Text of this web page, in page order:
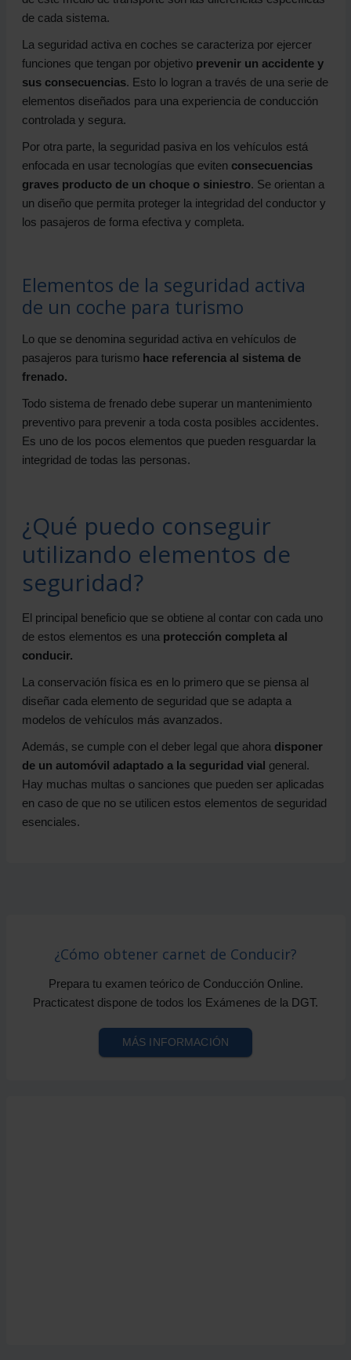
de cada sistema.
La seguridad activa en coches se caracteriza por ejercer
funciones que tengan por objetivo prevenir un accidente y
sus consecuencias. Esto lo logran a través de una serie de
elementos diseñados para una experiencia de conducción
controlada y segura.
Por otra parte, la seguridad pasiva en los vehículos está
enfocada en usar tecnologías que eviten consecuencias
graves producto de un choque o siniestro. Se orientan a
un diseño que permita proteger la integridad del conductor y
los pasajeros de forma efectiva y completa.
Elementos de la seguridad activa
de un coche para turismo
Lo que se denomina seguridad activa en vehículos de
pasajeros para turismohace referencia al sistema de
frenado.
Todo sistema de frenado debe superar un mantenimiento
preventivo para prevenir a toda costa posibles accidentes.
Es uno de los pocos elementos que pueden resguardar la
integridad de todas las personas.
¿Qué puedo conseguir
utilizando elementos de
seguridad?
El principal beneficio que se obtiene al contar con cada uno
de estos elementos es una protección completa al
conducir.
La conservación física es en lo primero que se piensa al
diseñar cada elemento de seguridad que se adapta a
modelos de vehículos más avanzados.
Además, se cumple con el deber legal que ahora disponer
de un automóvil adaptado a la seguridad vial general.
Hay muchas multas o sanciones que pueden ser aplicadas
en caso de que no se utilicen estos elementos de seguridad
esenciales.
¿Cómo obtener carnet de Conducir?
Prepara tu examen teórico de Conducción Online.
Practicatest dispone de todos los Exámenes de la DGT.
MÁS INFORMACIÓN